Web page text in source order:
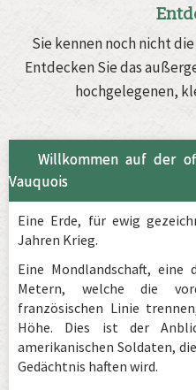
Sie kennen noch nicht
Entdecken Sie das
hochgelegenen,
Willkommen auf der
Vauquois
Eine Erde, für ewig
Jahren Krieg.
Eine Mondlandschaft,
Metern, welche die
französischen Linie
Höhe. Dies ist der
amerikanischen Soldaten,
Gedächtnis haften wird.